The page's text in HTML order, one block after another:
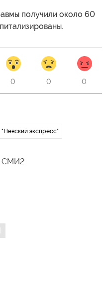
получили около 60
0 0 0
"Невский экспресс"
СМИ2